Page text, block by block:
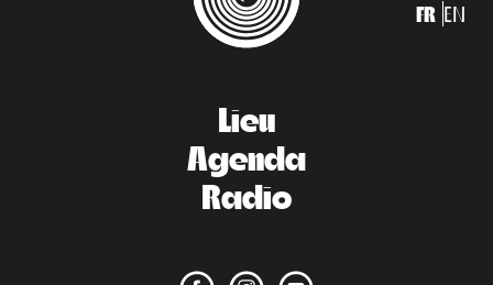
FR EN
Lieu
Agenda
Radio